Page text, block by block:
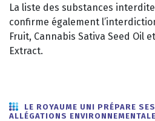
La liste des substances
confirme également
Fruit, Cannabis Sativa Seed Oil
Extract.
LE ROYAUME UNI PRÉPARE
ALLÉGATIONS